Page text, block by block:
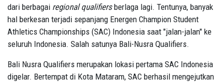
dari berbagai regional qualifiersberlaga lagi. Tentunya, banyak
hal berkesan terjadi sepanjang Energen Champion Student
Athletics Championships (SAC) Indonesia saat "jalan-jalan" ke
seluruh Indonesia. Salah satunya Bali-Nusra Qualifiers.
Bali Nusra Qualifiers merupakan lokasi pertama SAC Indonesia
digelar. Bertempat di Kota Mataram, SAC berhasil mengejutkan